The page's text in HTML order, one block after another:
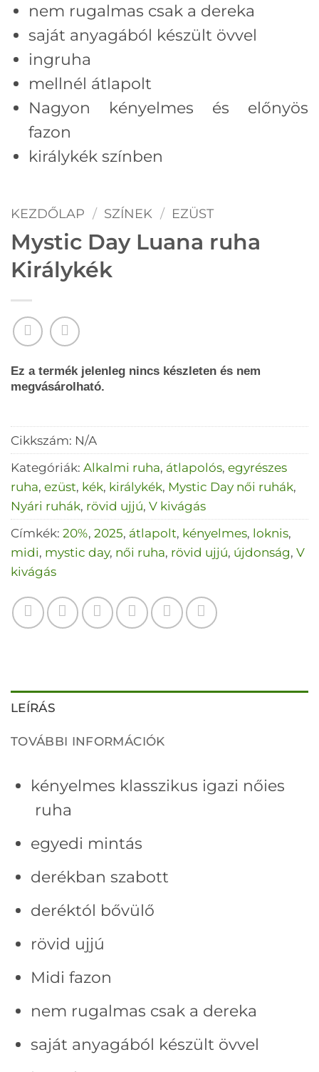
nem rugalmas csak a dereka
saját anyagából készült övvel
ingruha
mellnél átlapolt
Nagyon kényelmes és előnyös
fazon
királykék színben
KEZDŐLAP / SZÍNEK / EZÜST
Mystic Day Luana ruha
Királykék
Ez a termék jelenleg nincs készleten és nem
megvásárolható.
Cikkszám: N/A
Kategóriák: Alkalmi ruha, átlapolós, egyrészes
ruha, ezüst, kék, királykék, Mystic Day női ruhák,
Nyári ruhák, rövid ujjú, V kivágás
Címkék: 20%, 2025, átlapolt, kényelmes, loknis,
midi, mystic day, női ruha, rövid ujjú, újdonság, V
kivágás
LEÍRÁS
TOVÁBBI INFORMÁCIÓK
kényelmes klasszikus igazi nőies
ruha
egyedi mintás
derékban szabott
deréktól bővülő
rövid ujjú
Midi fazon
nem rugalmas csak a dereka
saját anyagából készült övvel